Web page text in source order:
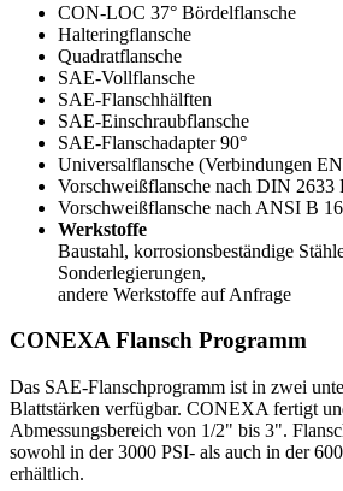
CON-LOC 37° Bördelflansche
Halteringflansche
Quadratflansche
SAE-Vollflansche
SAE-Flanschhälften
SAE-Einschraubflansche
SAE-Flanschadapter 90°
Universalflansche (Verbindungen
Vorschweißflansche nach DIN 2633
Vorschweißflansche nach ANSI B
Werkstoffe
Baustahl, korrosionsbeständige
Sonderlegierungen,
andere Werkstoffe auf Anfrage
CONEXA Flansch Programm
Das SAE-Flanschprogramm ist in zwei
Blattstärken verfügbar. CONEXA fertigt
Abmessungsbereich von 1/2" bis 3".
sowohl in der 3000 PSI- als auch in der
erhältlich.